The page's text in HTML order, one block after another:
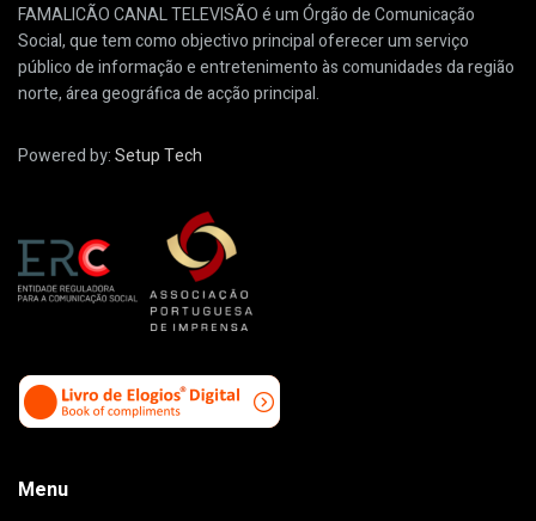
FAMALICÃO CANAL TELEVISÃO é um Órgão de Comunicação
Social, que tem como objectivo principal oferecer um serviço
público de informação e entretenimento às comunidades da região
norte, área geográfica de acção principal.
Powered by:Setup Tech
Menu